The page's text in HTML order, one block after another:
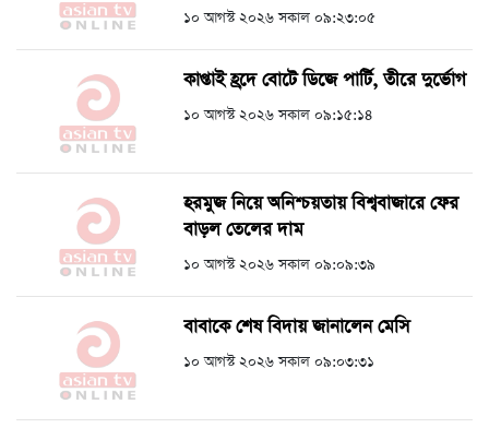
১০ আগস্ট ২০২৬ সকাল ০৯:২৩:০৫
কাপ্তাই হ্রদে বোটে ডিজে পার্টি, তীরে দুর্ভোগ
১০ আগস্ট ২০২৬ সকাল ০৯:১৫:১৪
হরমুজ নিয়ে অনিশ্চয়তায় বিশ্ববাজারে ফের
বাড়ল তেলের দাম
১০ আগস্ট ২০২৬ সকাল ০৯:০৯:৩৯
বাবাকে শেষ বিদায় জানালেন মেসি
১০ আগস্ট ২০২৬ সকাল ০৯:০৩:৩১